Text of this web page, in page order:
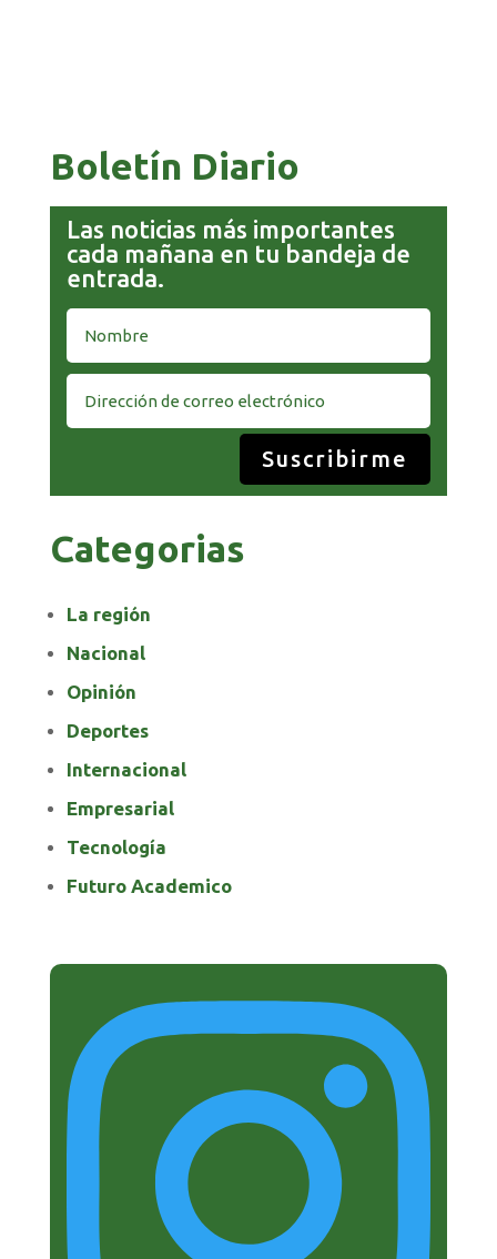
Boletín Diario
Las noticias más importantes
cada mañana en tu bandeja de
entrada.
Suscribirme
Categorias
La región
Nacional
Opinión
Deportes
Internacional
Empresarial
Tecnología
Futuro Academico